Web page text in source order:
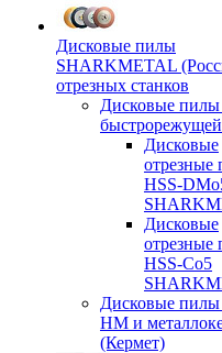
Дисковые пилы
SHARKMETAL
отрезных станков
Дисковые пилы
быстрорежущей
Дисковые
отрезные
HSS-
Дисковые
отрезные
HSS-Co5
Дисковые
НМ и
(Кермет)